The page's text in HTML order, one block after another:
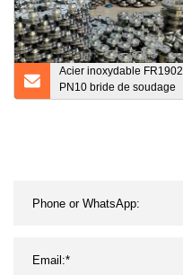
Acier inoxydable FR1902
PN10 bride de soudage
plat